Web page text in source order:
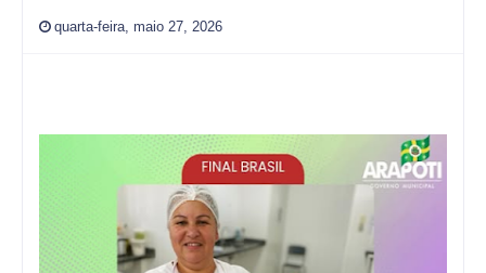
quarta-feira, maio 27, 2026